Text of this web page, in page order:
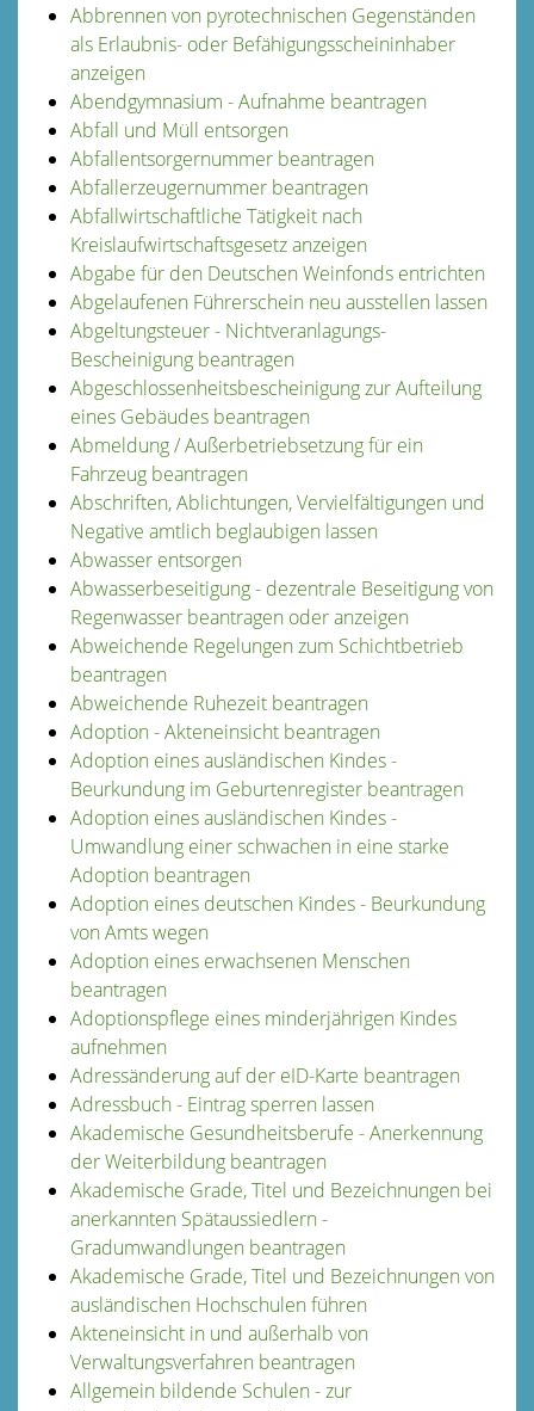
Abbrennen von pyrotechnischen Gegenständen
als Erlaubnis- oder Befähigungsscheininhaber
anzeigen
Abendgymnasium - Aufnahme beantragen
Abfall und Müll entsorgen
Abfallentsorgernummer beantragen
Abfallerzeugernummer beantragen
Abfallwirtschaftliche Tätigkeit nach
Kreislaufwirtschaftsgesetz anzeigen
Abgabe für den Deutschen Weinfonds entrichten
Abgelaufenen Führerschein neu ausstellen lassen
Abgeltungsteuer - Nichtveranlagungs-
Bescheinigung beantragen
Abgeschlossenheitsbescheinigung zur Aufteilung
eines Gebäudes beantragen
Abmeldung / Außerbetriebsetzung für ein
Fahrzeug beantragen
Abschriften, Ablichtungen, Vervielfältigungen und
Negative amtlich beglaubigen lassen
Abwasser entsorgen
Abwasserbeseitigung - dezentrale Beseitigung von
Regenwasser beantragen oder anzeigen
Abweichende Regelungen zum Schichtbetrieb
beantragen
Abweichende Ruhezeit beantragen
Adoption - Akteneinsicht beantragen
Adoption eines ausländischen Kindes -
Beurkundung im Geburtenregister beantragen
Adoption eines ausländischen Kindes -
Umwandlung einer schwachen in eine starke
Adoption beantragen
Adoption eines deutschen Kindes - Beurkundung
von Amts wegen
Adoption eines erwachsenen Menschen
beantragen
Adoptionspflege eines minderjährigen Kindes
aufnehmen
Adressänderung auf der eID-Karte beantragen
Adressbuch - Eintrag sperren lassen
Akademische Gesundheitsberufe - Anerkennung
der Weiterbildung beantragen
Akademische Grade, Titel und Bezeichnungen bei
anerkannten Spätaussiedlern -
Gradumwandlungen beantragen
Akademische Grade, Titel und Bezeichnungen von
ausländischen Hochschulen führen
Akteneinsicht in und außerhalb von
Verwaltungsverfahren beantragen
Allgemein bildende Schulen - zur